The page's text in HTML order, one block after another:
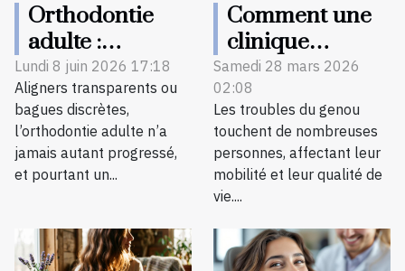
Orthodontie
adulte :
comment le
détartrage
optimise les
résultats du
traitement
Lundi 8 juin 2026 17:18
Aligners transparents ou
bagues discrètes,
l’orthodontie adulte n’a
jamais autant progressé,
et pourtant un...
Comment une
clinique
spécialisée
transforme-t-
elle le
traitement des
troubles du
genou ?
Samedi 28 mars 2026
02:08
Les troubles du genou
touchent de nombreuses
personnes, affectant leur
mobilité et leur qualité de
vie....